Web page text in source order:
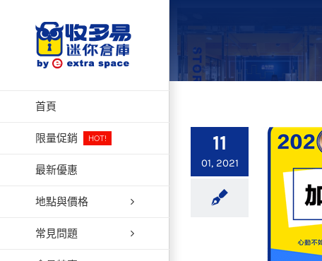
首頁
限量促銷 HOT!
最新優惠
地點與價格
常見問題
11
01, 2021